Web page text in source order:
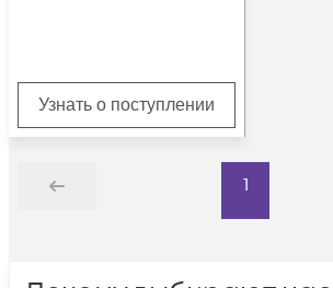
Узнать о поступлении
Назад
1